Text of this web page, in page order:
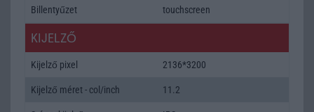
Billentyűzet touchscreen
KIJELZŐ
Kijelző pixel 2136*3200
Kijelző méret - col/inch 11.2